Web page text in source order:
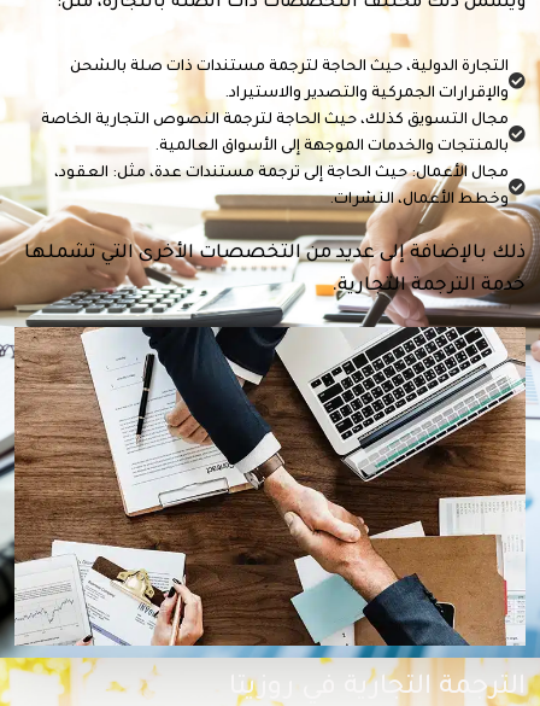
التجارة الدولية، حيث الحاجة لترجمة مستندات ذات صلة بالشحن
والإقرارات الجمركية والتصدير والاستيراد.
مجال التسويق كذلك، حيث الحاجة لترجمة النصوص التجارية الخاصة
بالمنتجات والخدمات الموجهة إلى الأسواق العالمية.
مجال الأعمال: حيث الحاجة إلى ترجمة مستندات عدة، مثل: العقود،
وخطط الأعمال، النشرات.
ذلك بالإضافة إلى عديد من التخصصات الأخرى التي تشملها
خدمة الترجمة التجارية.
الترجمة التجارية في روزيتا